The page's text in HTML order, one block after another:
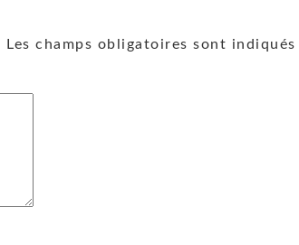
Les champs obligatoires sont indiqués